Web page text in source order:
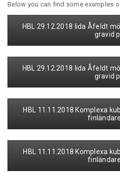
Below you can find some examples
HBL 29.12.2018 Iida Åfeldt
gravid
HBL 29.12.2018 Iida Åfeldt
gravid
HBL 11.11.2018 Komplexa
HBL 11.11.2018 Komplexa